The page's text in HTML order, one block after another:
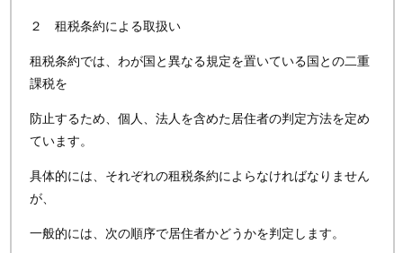
２ 租税条約による取扱い
租税条約では、わが国と異なる規定を置いている国との二重
課税を
防止するため、個人、法人を含めた居住者の判定方法を定め
ています。
具体的には、それぞれの租税条約によらなければなりません
が、
一般的には、次の順序で居住者かどうかを判定します。